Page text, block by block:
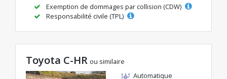
Exemption de dommages par collision (CDW)
Responsabilité civile (TPL)
Toyota C-HR ou similaire
Automatique